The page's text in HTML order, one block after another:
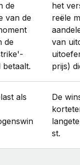
de
van de
de
betaalt.
het
reële
van
prijs)
als
De
st.